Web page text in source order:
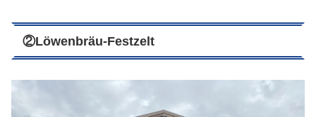
②Löwenbräu-Festzelt